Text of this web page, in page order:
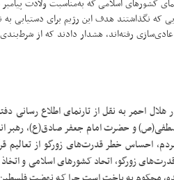
کشورهای اسلامی که به‌مناسبت ولادت
نگذاشتند هدف این رژیم برای دستیابی به
رفته‌اند، هشدار دادند که از
هلال احمر به نقل از تارنمای اطلاع
و حضرت امام جعفر صادق(ع)، رهبر
احساس خطر قدرت‌های زورگو از تعالیم
و قدرت‌های زورگو، اتحاد کشورهای